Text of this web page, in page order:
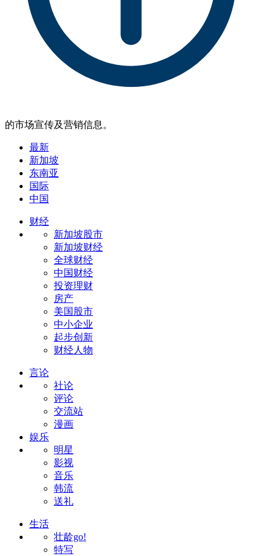
的市场宣传及营销信息。
最新
新加坡
东南亚
国际
中国
财经
新加坡股市
新加坡财经
全球财经
中国财经
投资理财
房产
美国股市
中小企业
起步创新
财经人物
言论
社论
评论
交流站
漫画
娱乐
明星
影视
音乐
韩流
送礼
生活
壮龄go!
特写